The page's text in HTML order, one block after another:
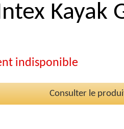
Kayak
indisponible
Consulter le